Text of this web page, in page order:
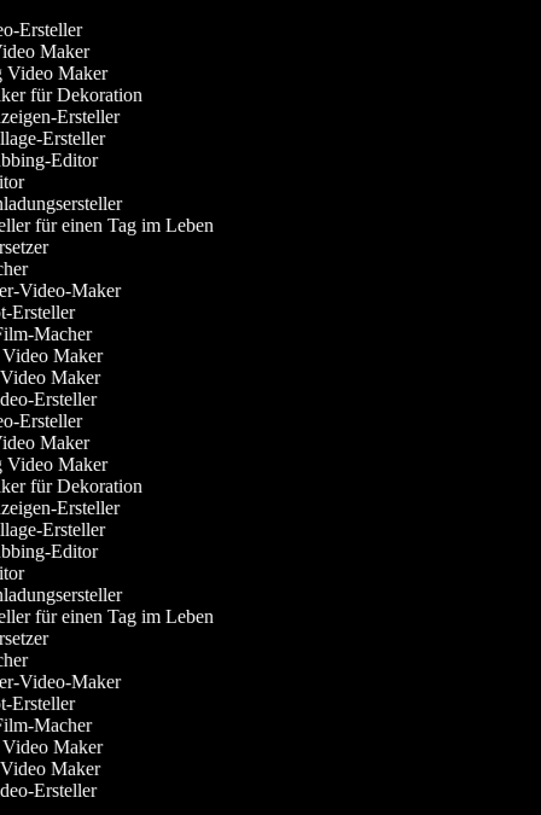
Ersteller
Maker
Maker
für Dekoration
Ersteller
Ersteller
Editor
für einen Tag im Leben
Video-Maker
Ersteller
Macher
Maker
Maker
Ersteller
Ersteller
Maker
Maker
für Dekoration
Ersteller
Ersteller
Editor
für einen Tag im Leben
Video-Maker
Ersteller
Macher
Maker
Maker
Ersteller